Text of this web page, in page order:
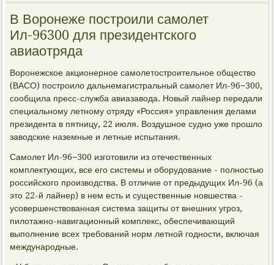
В Воронеже построили самолет
Ил-96300 для президентского
авиаотряда
Воронежское акционерное самолетостроительное общество
(ВАСО) построило дальнемагистральный самолет Ил-96−300,
сообщила пресс-служба авиазавода. Новый лайнер передали
специальному летному отряду «Россия» управления делами
президента в пятницу, 22 июля. Воздушное судно уже прошло
заводские наземные и летные испытания.
Самолет Ил-96−300 изготовили из отечественных
комплектующих, все его системы и оборудование - полностью
российского производства. В отличие от предыдущих Ил-96 (а
это 22-й лайнер) в нем есть и существенные новшества -
усовершенствованная система защиты от внешних угроз,
пилотажно-навигационный комплекс, обеспечивающий
выполнение всех требований норм летной годности, включая
международные.